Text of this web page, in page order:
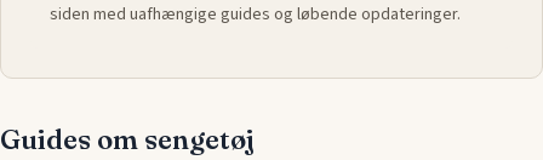
siden med uafhængige guides og løbende opdateringer.
Guides om sengetøj